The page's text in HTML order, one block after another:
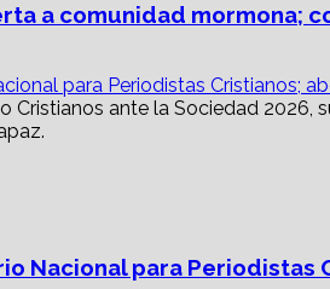
a comunidad mormona;
para Periodistas Cristianos;
Nacional para